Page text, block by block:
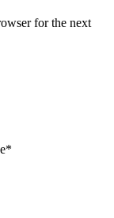
for the next
*